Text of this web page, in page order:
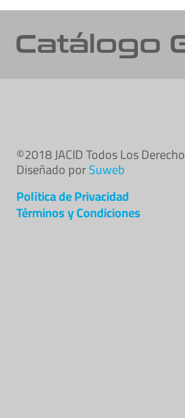
Catálogo
©2018 JACID Todos Los
Diseñado porSuweb
Política de Privacidad
Términos y Condiciones